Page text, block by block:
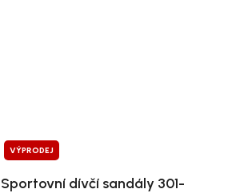
VÝPRODEJ
Sportovní dívčí sandály 301-